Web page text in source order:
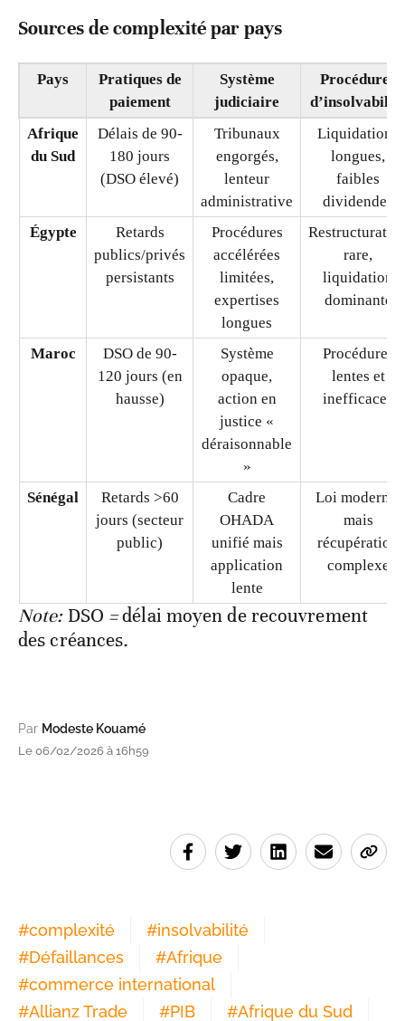
pragmatique.
Sources de complexité par pays
Pays
Pratiques de
paiement
Système
judiciaire
Procédures
d’insolvabilité
Délais de 90-
(DSO élevé)
Tribunaux
engorgés,
lenteur
administrative
Liquidations
longues,
faibles
dividendes
Retards
Procédures
accélérées
limitées,
expertises
longues
rare,
dominante
DSO de 90-
Système
opaque,
action en
justice «
déraisonnable
»
Procédures
Retards >60
Cadre
OHADA
unifié mais
application
Loi moderne,
mais
complexe
#complexité #insolvabilité
#Défaillances #Afrique